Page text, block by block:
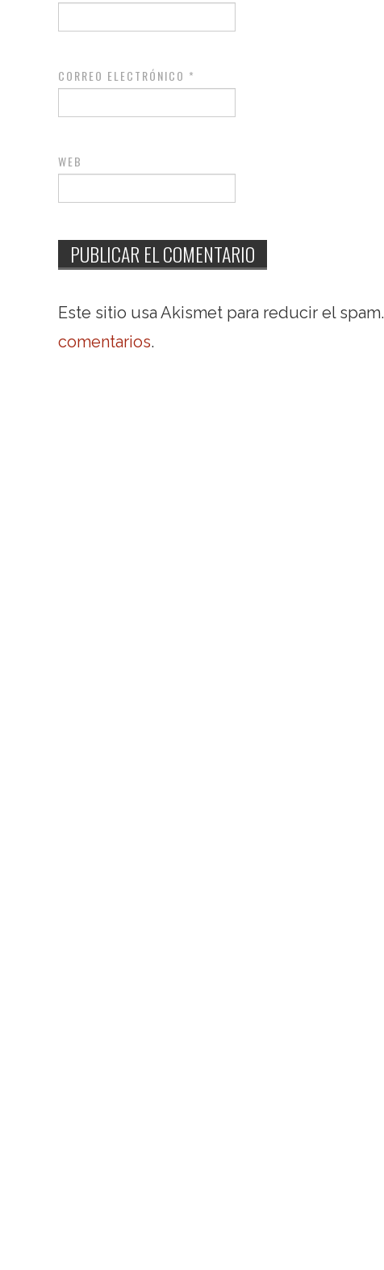
CORREO ELECTRÓNICO *
WEB
Este sitio usa Akismet para reducir el spam.
comentarios.